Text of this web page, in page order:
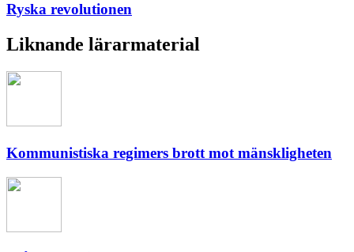
Ryska revolutionen
Liknande lärarmaterial
Kommunistiska regimers brott mot mänskligheten